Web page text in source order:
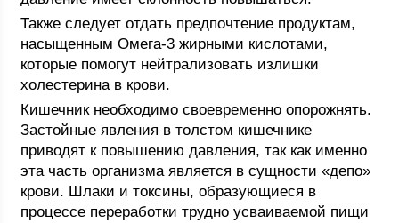
Также следует отдать предпочтение продуктам,
насыщенным Омега-3 жирными кислотами,
которые помогут нейтрализовать излишки
холестерина в крови.
Кишечник необходимо своевременно опорожнять.
Застойные явления в толстом кишечнике
приводят к повышению давления, так как именно
эта часть организма является в сущности «депо»
крови. Шлаки и токсины, образующиеся в
процессе переработки трудно усваиваемой пищи